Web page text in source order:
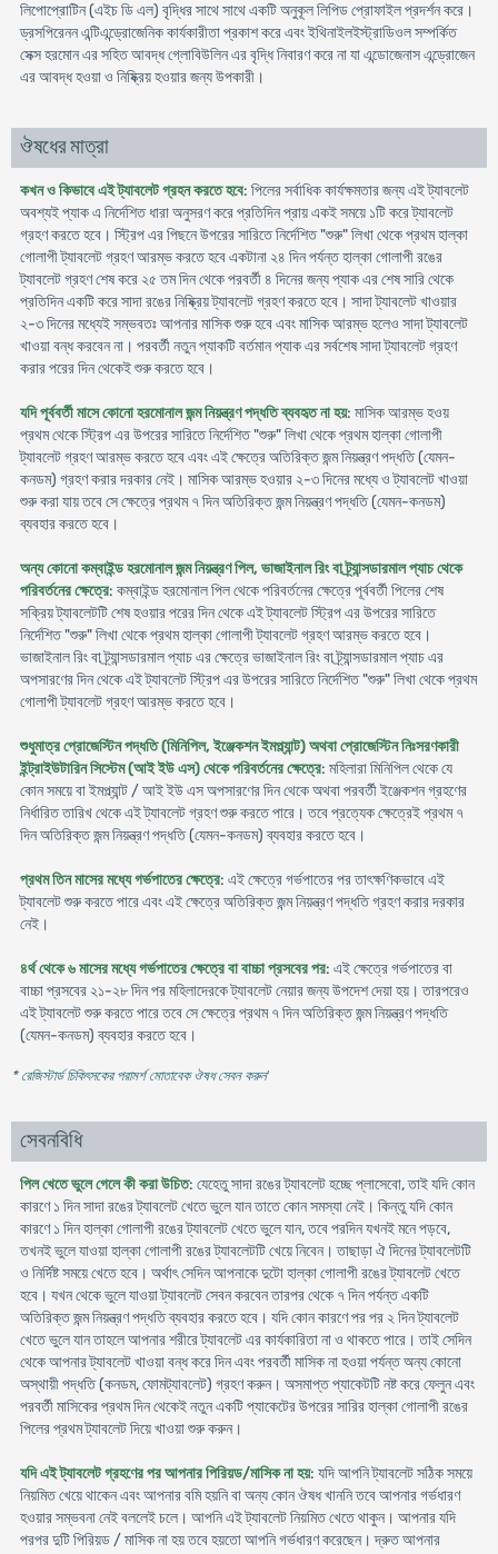
লিপোপ্রোটিন (এইচ ডি এল) বৃদ্ধির সাথে সাথে একটি অনুকূল লিপিড প্রোফাইল প্রদর্শন করে।
ড্রসপিরেনন এন্টিএন্ড্রোজেনিক কার্যকারীতা প্রকাশ করে এবং ইথিনাইলইস্ট্রাডিওল সম্পর্কিত
সেক্স হরমোন এর সহিত আবদ্ধ গ্লোবিউলিন এর বৃদ্ধি নিবারণ করে না যা এন্ডোজেনাস এন্ড্রোজেন
এর আবদ্ধ হওয়া ও নিষ্ক্রিয় হওয়ার জন্য উপকারী।
ঔষধের মাত্রা
কখন ও কিভাবে এই ট্যাবলেট গ্রহন করতে হবে: পিলের সর্বাধিক কার্যক্ষমতার জন্য এই ট্যাবলেট
অবশ্যই প্যাক এ নির্দেশিত ধারা অনুসরণ করে প্রতিদিন প্রায় একই সময়ে ১টি করে ট্যাবলেট
গ্রহণ করতে হবে। স্ট্রিপ এর পিছনে উপরের সারিতে নির্দেশিত "শুরু" লিখা থেকে প্রথম হাল্কা
গোলাপী ট্যাবলেট গ্রহণ আরম্ভ করতে হবে একটানা ২৪ দিন পর্যন্ত হাল্কা গোলাপী রঙের
ট্যাবলেট গ্রহণ শেষ করে ২৫ তম দিন থেকে পরবর্তী ৪ দিনের জন্য প্যাক এর শেষ সারি থেকে
প্রতিদিন একটি করে সাদা রঙের নিষ্ক্রিয় ট্যাবলেট গ্রহণ করতে হবে। সাদা ট্যাবলেট খাওয়ার
২-৩ দিনের মধ্যেই সম্ভবতঃ আপনার মাসিক শুরু হবে এবং মাসিক আরম্ভ হলেও সাদা ট্যাবলেট
খাওয়া বন্ধ করবেন না। পরবর্তী নতুন প্যাকটি বর্তমান প্যাক এর সর্বশেষ সাদা ট্যাবলেট গ্রহণ
করার পরের দিন থেকেই শুরু করতে হবে।
যদি পূর্ববর্তী মাসে কোনো হরমোনাল জন্ম নিয়ন্ত্রণ পদ্ধতি ব্যবহৃত না হয়: মাসিক আরম্ভ হওয়
প্রথম থেকে স্ট্রিপ এর উপরের সারিতে নির্দেশিত "শুরু" লিখা থেকে প্রথম হাল্কা গোলাপী
ট্যাবলেট গ্রহণ আরম্ভ করতে হবে এবং এই ক্ষেত্রে অতিরিক্ত জন্ম নিয়ন্ত্রণ পদ্ধতি (যেমন-
কনডম) গ্রহণ করার দরকার নেই। মাসিক আরম্ভ হওয়ার ২-৩ দিনের মধ্যে ও ট্যাবলেট খাওয়া
শুরু করা যায় তবে সে ক্ষেত্রে প্রথম ৭ দিন অতিরিক্ত জন্ম নিয়ন্ত্রণ পদ্ধতি (যেমন-কনডম)
ব্যবহার করতে হবে।
অন্য কোনো কম্বাইন্ড হরমোনাল জন্ম নিয়ন্ত্রণ পিল, ভাজাইনাল রিং বা ট্র্যান্সডারমাল প্যাচ থেকে
পরিবর্তনের ক্ষেত্রে: কম্বাইন্ড হরমোনাল পিল থেকে পরিবর্তনের ক্ষেত্রে পূর্ববর্তী পিলের শেষ
সক্রিয় ট্যাবলেটটি শেষ হওয়ার পরের দিন থেকে এই ট্যাবলেট স্ট্রিপ এর উপরের সারিতে
নির্দেশিত "শুরু" লিখা থেকে প্রথম হাল্কা গোলাপী ট্যাবলেট গ্রহণ আরম্ভ করতে হবে।
ভাজাইনাল রিং বা ট্র্যান্সডারমাল প্যাচ এর ক্ষেত্রে ভাজাইনাল রিং বা ট্র্যান্সডারমাল প্যাচ এর
অপসারণের দিন থেকে এই ট্যাবলেট স্ট্রিপ এর উপরের সারিতে নির্দেশিত "শুরু" লিখা থেকে প্রথম
গোলাপী ট্যাবলেট গ্রহণ আরম্ভ করতে হবে।
শুধুমাত্র প্রোজেস্টিন পদ্ধতি (মিনিপিল, ইঞ্জেকশন ইমপ্ল্যান্ট) অথবা প্রোজেস্টিন নিঃসরণকারী
ইন্ট্রাইউটারিন সিস্টেম (আই ইউ এস) থেকে পরিবর্তনের ক্ষেত্রে: মহিলারা মিনিপিল থেকে যে
কোন সময়ে বা ইমপ্ল্যান্ট / আই ইউ এস অপসারণের দিন থেকে অথবা পরবর্তী ইঞ্জেকশন গ্রহণের
নির্ধারিত তারিখ থেকে এই ট্যাবলেট গ্রহণ শুরু করতে পারে। তবে প্রত্যেক ক্ষেত্রেই প্রথম ৭
দিন অতিরিক্ত জন্ম নিয়ন্ত্রণ পদ্ধতি (যেমন-কনডম) ব্যবহার করতে হবে।
প্রথম তিন মাসের মধ্যে গর্ভপাতের ক্ষেত্রে: এই ক্ষেত্রে গর্ভপাতের পর তাৎক্ষণিকভাবে এই
ট্যাবলেট শুরু করতে পারে এবং এই ক্ষেত্রে অতিরিক্ত জন্ম নিয়ন্ত্রণ পদ্ধতি গ্রহণ করার দরকার
নেই।
৪র্থ থেকে ৬ মাসের মধ্যে গর্ভপাতের ক্ষেত্রে বা বাচ্চা প্রসবের পর: এই ক্ষেত্রে গর্ভপাতের বা
বাচ্চা প্রসবের ২১-২৮ দিন পর মহিলাদেরকে ট্যাবলেট নেয়ার জন্য উপদেশ দেয়া হয়। তারপরেও
এই ট্যাবলেট শুরু করতে পারে তবে সে ক্ষেত্রে প্রথম ৭ দিন অতিরিক্ত জন্ম নিয়ন্ত্রণ পদ্ধতি
(যেমন-কনডম) ব্যবহার করতে হবে।
* রেজিস্টার্ড চিকিৎসকের পরামর্শ মোতাবেক ঔষধ সেবন করুন'
সেবনবিধি
পিল খেতে ভুলে গেলে কী করা উচিত: যেহেতু সাদা রঙের ট্যাবলেট হচ্ছে প্লাসেবো, তাই যদি কোন
কারণে ১ দিন সাদা রঙের ট্যাবলেট খেতে ভুলে যান তাতে কোন সমস্যা নেই। কিন্তু যদি কোন
কারণে ১ দিন হাল্কা গোলাপী রঙের ট্যাবলেট খেতে ভুলে যান, তবে পরদিন যখনই মনে পড়বে,
তখনই ভুলে যাওয়া হাল্কা গোলাপী রঙের ট্যাবলেটটি খেয়ে নিবেন। তাছাড়া ঐ দিনের ট্যাবলেটটি
ও নির্দিষ্ট সময়ে খেতে হবে। অর্থাৎ সেদিন আপনাকে দুটো হাল্কা গোলাপী রঙের ট্যাবলেট খেতে
হবে। যখন থেকে ভুলে যাওয়া ট্যাবলেট সেবন করবেন তারপর থেকে ৭ দিন পর্যন্ত একটি
অতিরিক্ত জন্ম নিয়ন্ত্রণ পদ্ধতি ব্যবহার করতে হবে। যদি কোন কারণে পর পর ২ দিন ট্যাবলেট
খেতে ভুলে যান তাহলে আপনার শরীরে ট্যাবলেট এর কার্যকারিতা না ও থাকতে পারে। তাই সেদিন
থেকে আপনার ট্যাবলেট খাওয়া বন্ধ করে দিন এবং পরবর্তী মাসিক না হওয়া পর্যন্ত অন্য কোনো
অস্থায়ী পদ্ধতি (কনডম, ফোমট্যাবলেট) গ্রহণ করুন। অসমাপ্ত প্যাকেটটি নষ্ট করে ফেলুন এবং
পরবর্তী মাসিকের প্রথম দিন থেকেই নতুন একটি প্যাকেটের উপরের সারির হাল্কা গোলাপী রঙের
পিলের প্রথম ট্যাবলেট দিয়ে খাওয়া শুরু করুন।
যদি এই ট্যাবলেট গ্রহণের পর আপনার পিরিয়ড/মাসিক না হয়: যদি আপনি ট্যাবলেট সঠিক সময়ে
নিয়মিত খেয়ে থাকেন এবং আপনার বমি হয়নি বা অন্য কোন ঔষধ খাননি তবে আপনার গর্ভধারণ
হওয়ার সম্ভবনা নেই বললেই চলে। আপনি এই ট্যাবলেট নিয়মিত খেতে থাকুন। আপনার যদি
পরপর দুটি পিরিয়ড / মাসিক না হয় তবে হয়তো আপনি গর্ভধারণ করেছেন। দ্রুত আপনার